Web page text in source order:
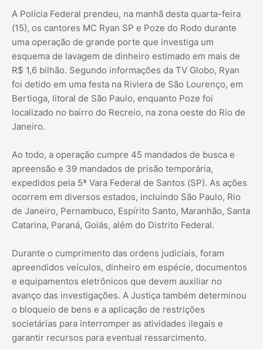
A Polícia Federal prendeu, na manhã desta quarta-feira
(15), os cantores MC Ryan SP e Poze do Rodo durante
uma operação de grande porte que investiga um
esquema de lavagem de dinheiro estimado em mais de
R$ 1,6 bilhão. Segundo informações da TV Globo, Ryan
foi detido em uma festa na Riviera de São Lourenço, em
Bertioga, litoral de São Paulo, enquanto Poze foi
localizado no bairro do Recreio, na zona oeste do Rio de
Janeiro.
Ao todo, a operação cumpre 45 mandados de busca e
apreensão e 39 mandados de prisão temporária,
expedidos pela 5ª Vara Federal de Santos (SP). As ações
ocorrem em diversos estados, incluindo São Paulo, Rio
de Janeiro, Pernambuco, Espírito Santo, Maranhão, Santa
Catarina, Paraná, Goiás, além do Distrito Federal.
Durante o cumprimento das ordens judiciais, foram
apreendidos veículos, dinheiro em espécie, documentos
e equipamentos eletrônicos que devem auxiliar no
avanço das investigações. A Justiça também determinou
o bloqueio de bens e a aplicação de restrições
societárias para interromper as atividades ilegais e
garantir recursos para eventual ressarcimento.